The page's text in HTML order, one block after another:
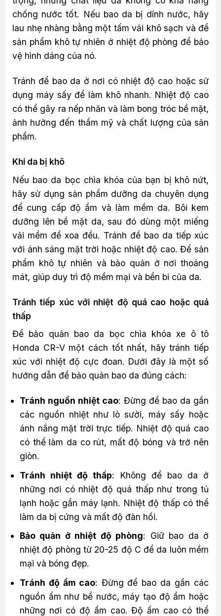
chống nước tốt. Nếu bao da bị dính nước, hãy
lau nhẹ nhàng bằng một tấm vải khô sạch và để
sản phẩm khô tự nhiên ở nhiệt độ phòng để bảo
vệ hình dáng của nó.
Tránh để bao da ở nơi có nhiệt độ cao hoặc sử
dụng máy sấy để làm khô nhanh. Nhiệt độ cao
có thể gây ra nếp nhăn và làm bong tróc bề mặt,
ảnh hưởng đến thẩm mỹ và chất lượng của sản
phẩm.
Khi da bị khô
Nếu bao da bọc chìa khóa của bạn bị khô nứt,
hãy sử dụng sản phẩm dưỡng da chuyên dụng
để cung cấp độ ẩm và làm mềm da. Bôi kem
dưỡng lên bề mặt da, sau đó dùng một miếng
vải mềm để xoa đều. Tránh để bao da tiếp xúc
với ánh sáng mặt trời hoặc nhiệt độ cao. Để sản
phẩm khô tự nhiên và bảo quản ở nơi thoáng
mát, giúp duy trì độ mềm mại và bền bỉ của da.
Tránh tiếp xúc với nhiệt độ quá cao hoặc quá
thấp
Để bảo quản bao da bọc chìa khóa xe ô tô
Honda CR-V một cách tốt nhất, hãy tránh tiếp
xúc với nhiệt độ cực đoan. Dưới đây là một số
hướng dẫn để bảo quản bao da đúng cách:
Tránh nguồn nhiệt cao: Đừng để bao da gần
các nguồn nhiệt như lò sưởi, máy sấy hoặc
ánh nắng mặt trời trực tiếp. Nhiệt độ quá cao
có thể làm da co rút, mất độ bóng và trở nên
giòn.
Tránh nhiệt độ thấp: Không để bao da ở
những nơi có nhiệt độ quá thấp như trong tủ
lạnh hoặc gần máy lạnh. Nhiệt độ thấp có thể
làm da bị cứng và mất độ đàn hồi.
Bảo quản ở nhiệt độ phòng: Giữ bao da ở
nhiệt độ phòng từ 20-25 độ C để da luôn mềm
mại và bóng đẹp.
Tránh độ ẩm cao: Đừng để bao da gần các
nguồn ẩm như bể nước, máy tạo độ ẩm hoặc
những nơi có độ ẩm cao. Độ ẩm cao có thể